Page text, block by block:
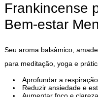
Frankincense
Bem-estar
Seu aroma balsâmico,
para meditação, yoga e
Aprofundar a respiração
Reduzir ansiedade e